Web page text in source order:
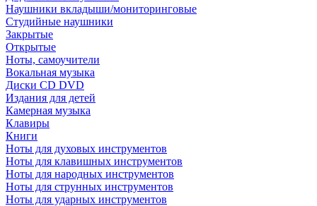
Наушники вкладыши/мониторинговые
Студийные наушники
Закрытые
Открытые
Ноты, самоучители
Вокальная музыка
Диски CD DVD
Издания для детей
Камерная музыка
Клавиры
Книги
Ноты для духовых инструментов
Ноты для клавишных инструментов
Ноты для народных инструментов
Ноты для струнных инструментов
Ноты для ударных инструментов